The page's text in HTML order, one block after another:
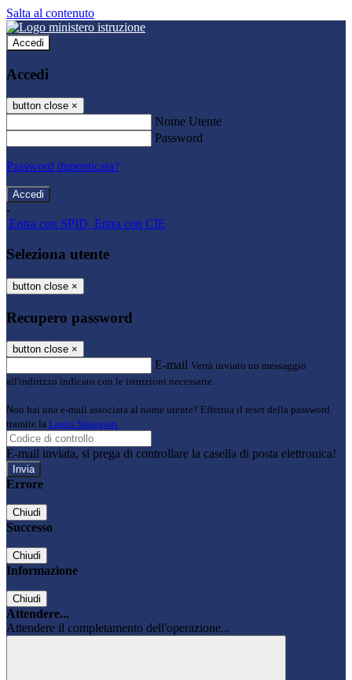
Salta al contenuto
Accedi
Accedi
button close ×
Nome Utente
Password
Password dimenticata?
-
Entra con SPID Entra con CIE
Seleziona utente
button close ×
Recupero password
button close ×
E-mail Verrà inviato un messaggio
all'indirizzo indicato con le istruzioni necessarie.
Non hai una e-mail associata al nome utente? Effettua il reset della password
tramite la Login Spaggiari
E-mail inviata, si prega di controllare la casella di posta elettronica!
Errore
Chiudi
Successo
Chiudi
Informazione
Chiudi
Attendere...
Attendere il completamento dell'operazione...